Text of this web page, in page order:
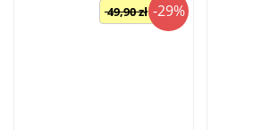
-29%
49,90 zł